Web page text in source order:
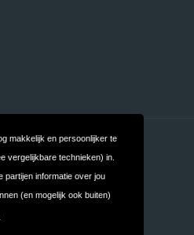
makkelijk en persoonlijker te
vergelijkbare technieken) in.
partijen informatie over jou
(en mogelijk ook buiten)
Over ons
Voorwaarden